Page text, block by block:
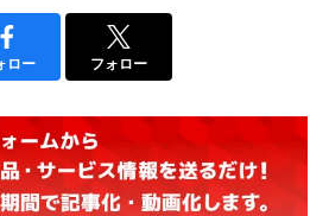
ロー フォロー